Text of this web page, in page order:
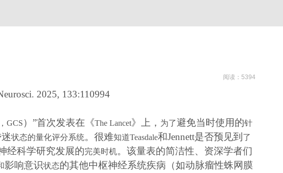
阅读：5394
2025, 133:110994
GCS ） ”首次发表在《The Lancet》上， 为了避免当时使用的针
状态的量化评分系统。很难知道Teasdale和Jennett是否预见到 了
经科学研究发展的完美时机。该量表的简洁性、资深学者们
影响意识状态的其他中枢神经系统疾病（如动脉瘤性蛛网膜